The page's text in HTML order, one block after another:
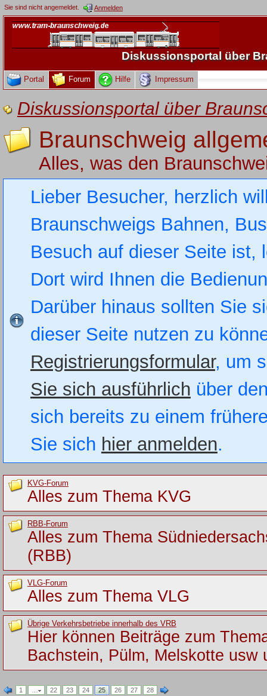
Sie sind nicht angemeldet. Anmelden
Diskussionsportal über
Portal Forum Hilfe Impressum
Diskussionsportal über
Braunschweig
Alles, was den
Lieber Besucher, herzlich
Braunschweigs Bahnen,
Besuch auf dieser Seite
Dort wird Ihnen die
Darüber hinaus sollten Sie
dieser Seite nutzen zu
Registrierungsformular, um
Sie sich ausführlich über
sich bereits zu einem
Sie sich hier anmelden.
KVG-Forum
Alles zum Thema KVG
RBB-Forum
Alles zum Thema
(RBB)
VLG-Forum
Alles zum Thema VLG
Übrige Verkehrsbetriebe innerhalb des VRB
Hier können Beiträge zum
Bachstein, Pülm, Melskotte usw
1 … 22 23 24 25 26 27 28